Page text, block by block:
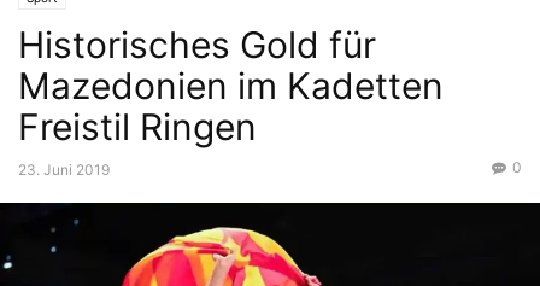
Historisches Gold für
Mazedonien im Kadetten
Freistil Ringen
23. Juni 2019 0